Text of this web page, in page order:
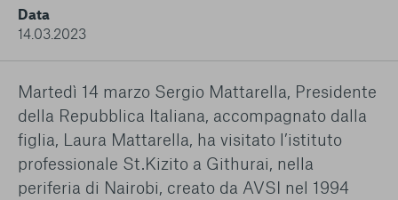
possibile consultare la nostra
Cookie strettamente necessari
Cookie di analisi
Cookies di marketing
Data
14.03.2023
Martedì 14 marzo Sergio Mattarella, Presidente
della Repubblica Italiana, accompagnato dalla
figlia, Laura Mattarella, ha visitato l’istituto
professionale St.Kizito a Githurai, nella
periferia di Nairobi, creato da AVSI nel 1994